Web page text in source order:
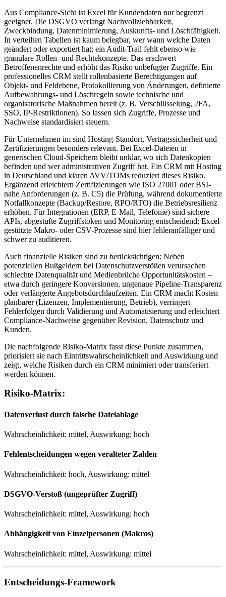
Aus Compliance-Sicht ist Excel für Kundendaten nur begrenzt
geeignet. Die DSGVO verlangt Nachvollziehbarkeit,
Zweckbindung, Datenminimierung, Auskunfts- und Löschfähigkeit.
In verteilten Tabellen ist kaum belegbar, wer wann welche Daten
geändert oder exportiert hat; ein Audit-Trail fehlt ebenso wie
granulare Rollen- und Rechtekonzepte. Das erschwert
Betroffenenrechte und erhöht das Risiko unbefugter Zugriffe. Ein
professionelles CRM stellt rollenbasierte Berechtigungen auf
Objekt- und Feldebene, Protokollierung von Änderungen, definierte
Aufbewahrungs- und Löschregeln sowie technische und
organisatorische Maßnahmen bereit (z. B. Verschlüsselung, 2FA,
SSO, IP-Restriktionen). So lassen sich Zugriffe, Prozesse und
Nachweise standardisiert steuern.
Für Unternehmen im sind Hosting-Standort, Vertragssicherheit und
Zertifizierungen besonders relevant. Bei Excel-Dateien in
generischen Cloud-Speichern bleibt unklar, wo sich Datenkopien
befinden und wer administrativen Zugriff hat. Ein CRM mit Hosting
in Deutschland und klaren AVV/TOMs reduziert dieses Risiko.
Ergänzend erleichtern Zertifizierungen wie ISO 27001 oder BSI-
nahe Anforderungen (z. B. C5) die Prüfung, während dokumentierte
Notfallkonzepte (Backup/Restore, RPO/RTO) die Betriebsresilienz
erhöhen. Für Integrationen (ERP, E-Mail, Telefonie) sind sichere
APIs, abgestufte Zugriffstoken und Monitoring entscheidend; Excel-
gestützte Makro- oder CSV-Prozesse sind hier fehleranfälliger und
schwer zu auditieren.
Auch finanzielle Risiken sind zu berücksichtigen: Neben
potenziellen Bußgeldern bei Datenschutzverstößen verursachen
schlechte Datenqualität und Medienbrüche Opportunitätskosten –
etwa durch geringere Konversionen, ungenaue Pipeline-Transparenz
oder verlängerte Angebotsdurchlaufzeiten. Ein CRM macht Kosten
planbarer (Lizenzen, Implementierung, Betrieb), verringert
Fehlerfolgen durch Validierung und Automatisierung und erleichtert
Compliance-Nachweise gegenüber Revision, Datenschutz und
Kunden.
Die nachfolgende Risiko-Matrix fasst diese Punkte zusammen,
priorisiert sie nach Eintrittswahrscheinlichkeit und Auswirkung und
zeigt, welche Risiken durch ein CRM minimiert oder transferiert
werden können.
Risiko-Matrix:
Datenverlust durch falsche Dateiablage
Wahrscheinlichkeit: mittel, Auswirkung: hoch
Fehlentscheidungen wegen veralteter Zahlen
Wahrscheinlichkeit: hoch, Auswirkung: mittel
DSGVO-Verstoß (ungeprüfter Zugriff)
Wahrscheinlichkeit: mittel, Auswirkung: hoch
Abhängigkeit von Einzelpersonen (Makros)
Wahrscheinlichkeit: mittel, Auswirkung: mittel
Entscheidungs-Framework